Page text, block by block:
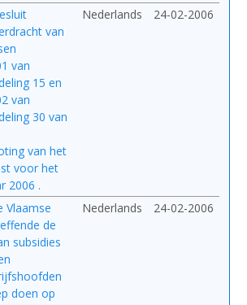
van
van
15 en
van
30 van
van het
voor het
2006 .
Nederlands 24-02-2006
Vlaamse
de
subsidies
doen op
Nederlands 24-02-2006